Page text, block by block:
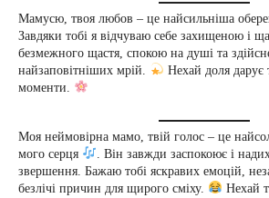
Мамусю, твоя любов – це найсильніша
Завдяки тобі я відчуваю себе захищеною і
безмежного щастя, спокою на душі та
найзаповітніших мрій.
Нехай доля дарує
моменти.
Моя неймовірна мамо, твій голос – це
мого серця
. Він завжди заспокоює і
звершення. Бажаю тобі яскравих емоцій,
безлічі причин для щирого сміху.
Нехай